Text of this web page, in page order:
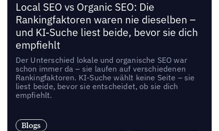
Local SEO vs Organic SEO: Die
Rankingfaktoren waren nie dieselben –
und KI-Suche liest beide, bevor sie dich
empfiehlt
Der Unterschied lokale und organische SEO war
schon immer da – sie laufen auf verschiedenen
Rankingfaktoren. KI-Suche wählt keine Seite – sie
liest beide, bevor sie entscheidet, ob sie dich
empfiehlt.
Blogs